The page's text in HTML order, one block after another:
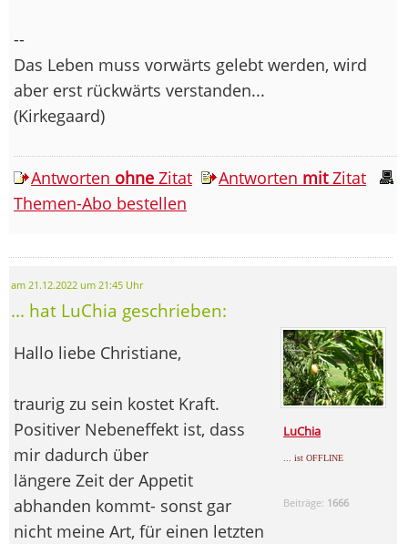
--
Das Leben muss vorwärts gelebt werden, wird
aber erst rückwärts verstanden...
(Kirkegaard)
Antworten ohne Zitat Antworten mitZitat
Themen-Abo bestellen
am 21.12.2022 um 21:45 Uhr
... hat LuChia geschrieben:
LuChia
... ist OFFLINE
Beiträge: 1666
Hallo liebe Christiane,
traurig zu sein kostet Kraft.
Positiver Nebeneffekt ist, dass
mir dadurch über
längere Zeit der Appetit
abhanden kommt- sonst gar
nicht meine Art, für einen letzten